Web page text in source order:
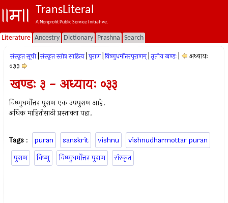
TransLiteral
A Nonprofit Public Service Initiative.
Literature Ancestry Dictionary Prashna Search
संस्कृत सूची संस्कृत स्तोत्र साहित्य पुराण विष्णुधर्मोत्तरपुराणम् तृतीय खण्डः
अध्यायः
०३३
खण्डः ३ - अध्यायः ०३३
विष्णुधर्मोत्तर पुराण एक उपपुराण आहे.
अधिक माहितीसाठी प्रस्तावना पहा.
Tags : puran sanskrit vishnu
vishnudharmottar puran
पुराण
विष्णु विष्णुधर्मोत्तर पुराण संस्कृत